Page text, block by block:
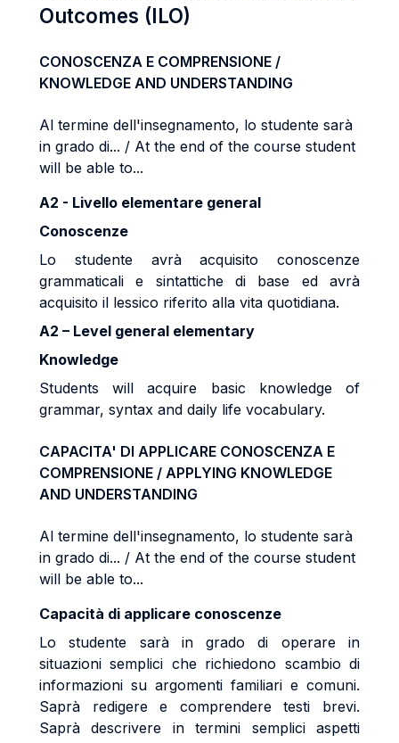
Outcomes (ILO)
CONOSCENZA E COMPRENSIONE /
KNOWLEDGE AND UNDERSTANDING
Al termine dell'insegnamento, lo studente sarà
in grado di... / At the end of the course student
will be able to...
A2 - Livello elementare general
Conoscenze
Lo studente avrà acquisito conoscenze
grammaticali e sintattiche di base ed avrà
acquisito il lessico riferito alla vita quotidiana.
A2 – Level general elementary
Knowledge
Students will acquire basic knowledge of
grammar, syntax and daily life vocabulary.
CAPACITA' DI APPLICARE CONOSCENZA E
COMPRENSIONE / APPLYING KNOWLEDGE
AND UNDERSTANDING
Al termine dell'insegnamento, lo studente sarà
in grado di... / At the end of the course student
will be able to...
Capacità di applicare conoscenze
Lo studente sarà in grado di operare in
situazioni semplici che richiedono scambio di
informazioni su argomenti familiari e comuni.
Saprà redigere e comprendere testi brevi.
Saprà descrivere in termini semplici aspetti